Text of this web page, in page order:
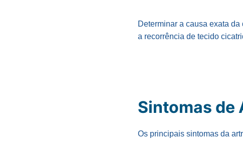
Determinar a causa exata
a recorrência de tecido
Sintomas
Os principais sintomas da